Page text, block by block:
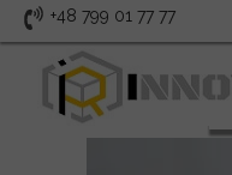
+48 799 01 77 77